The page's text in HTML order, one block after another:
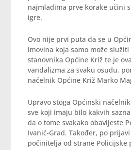
najmlađima prve korake učini
igre.
Ovo nije prvi puta da se u
imovina koja samo može
stanovnika Općine Križ te je
vandalizma za svaku osudu,
načelnik Općine Križ Marko
Upravo stoga Općinski
sve koji imaju bilo kakvih
da o tome svakako obavijeste
Ivanić-Grad. Također, po
počinitelja od strane Policijske